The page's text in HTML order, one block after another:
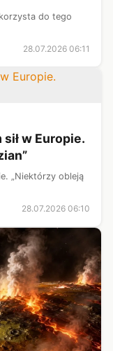
do tego
28.07.2026 06:11
w Europie.
„Niektórzy obleją
28.07.2026 06:10